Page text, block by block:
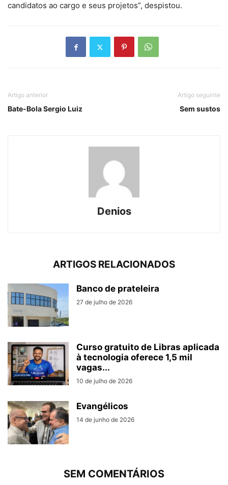
candidatos ao cargo e seus projetos”, despistou.
Artigo anterior
Bate-Bola Sergio Luiz
Artigo seguinte
Sem sustos
Denios
ARTIGOS RELACIONADOS
Banco de prateleira
27 de julho de 2026
Curso gratuito de Libras aplicada
à tecnologia oferece 1,5 mil
vagas...
10 de julho de 2026
Evangélicos
14 de junho de 2026
SEM COMENTÁRIOS